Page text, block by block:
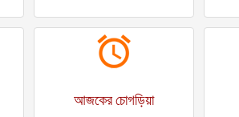
আজকের চোগড়িয়া